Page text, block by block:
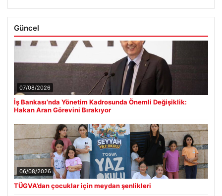
Güncel
07/08/2026
İş Bankası’nda Yönetim Kadrosunda Önemli Değişiklik:
Hakan Aran Görevini Bırakıyor
06/08/2026
TÜGVA’dan çocuklar için meydan şenlikleri